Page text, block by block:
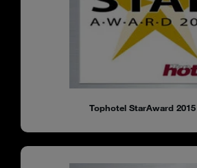
Tophotel StarAward